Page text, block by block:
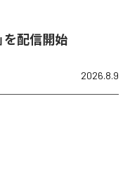
を配信開始
2026.8.9